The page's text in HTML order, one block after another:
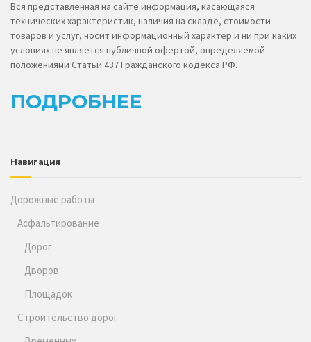
Вся представленная на сайте информация, касающаяся
технических характеристик, наличия на складе, стоимости
товаров и услуг, носит информационный характер и ни при каких
условиях не является публичной офертой, определяемой
положениями Статьи 437 Гражданского кодекса РФ.
ПОДРОБНЕЕ
Навигация
Дорожные работы
Асфальтирование
Дорог
Дворов
Площадок
Строительство дорог